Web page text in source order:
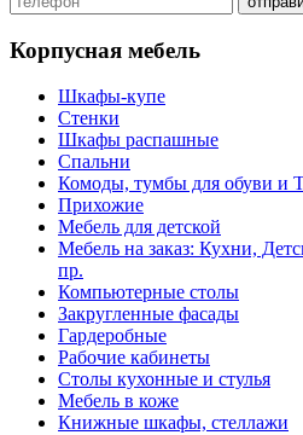
Корпусная мебель
Шкафы-купе
Стенки
Шкафы распашные
Спальни
Комоды, тумбы для обуви и
Прихожие
Мебель для детской
Мебель на заказ: Кухни,
пр.
Компьютерные столы
Закругленные фасады
Гардеробные
Рабочие кабинеты
Столы кухонные и стулья
Мебель в коже
Книжные шкафы, стеллажи